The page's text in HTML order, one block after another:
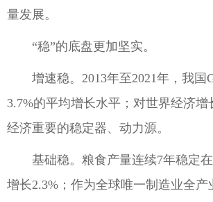
量发展。
“稳”的底盘更加坚实。
增速稳。2013年至2021年，我国
3.7%的平均增长水平；对世界经济
经济重要的稳定器、动力源。
基础稳。粮食产量连续7年稳定在
增长2.3%；作为全球唯一制造业全